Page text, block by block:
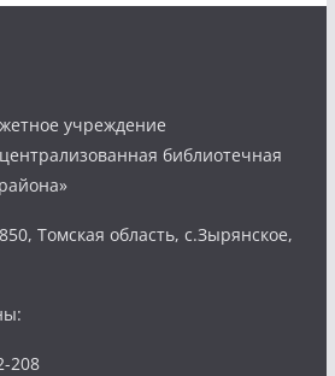
учреждение
библиотечная
Томская область, с.Зырянское,
208